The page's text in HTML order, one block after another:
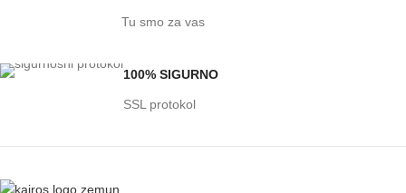
Tu smo za vas
100% SIGURNO
SSL protokol